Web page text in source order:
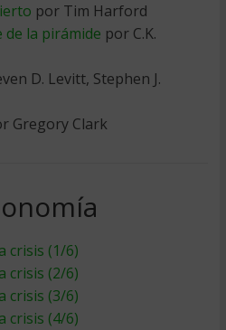
por Tim Harford
de la pirámide por C.K.
D. Levitt, Stephen J.
Gregory Clark
crisis (1/6)
crisis (2/6)
crisis (3/6)
crisis (4/6)